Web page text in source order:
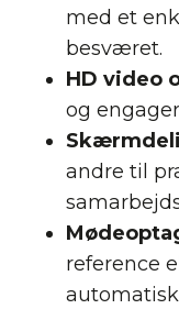
med et
besværet.
HD video
og
andre til
reference